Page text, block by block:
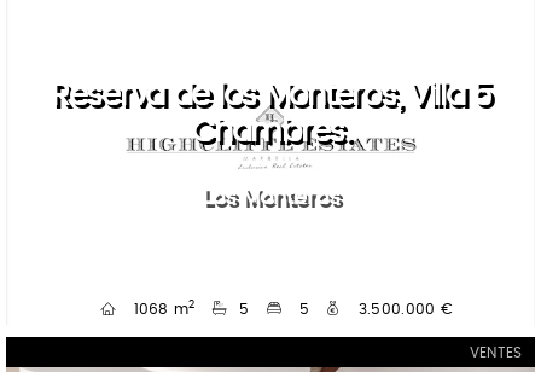
Reserva de los Monteros, Villa 5
Chambres.
Los Monteros
1068 m2 5 5 3.500.000 €
VENTES